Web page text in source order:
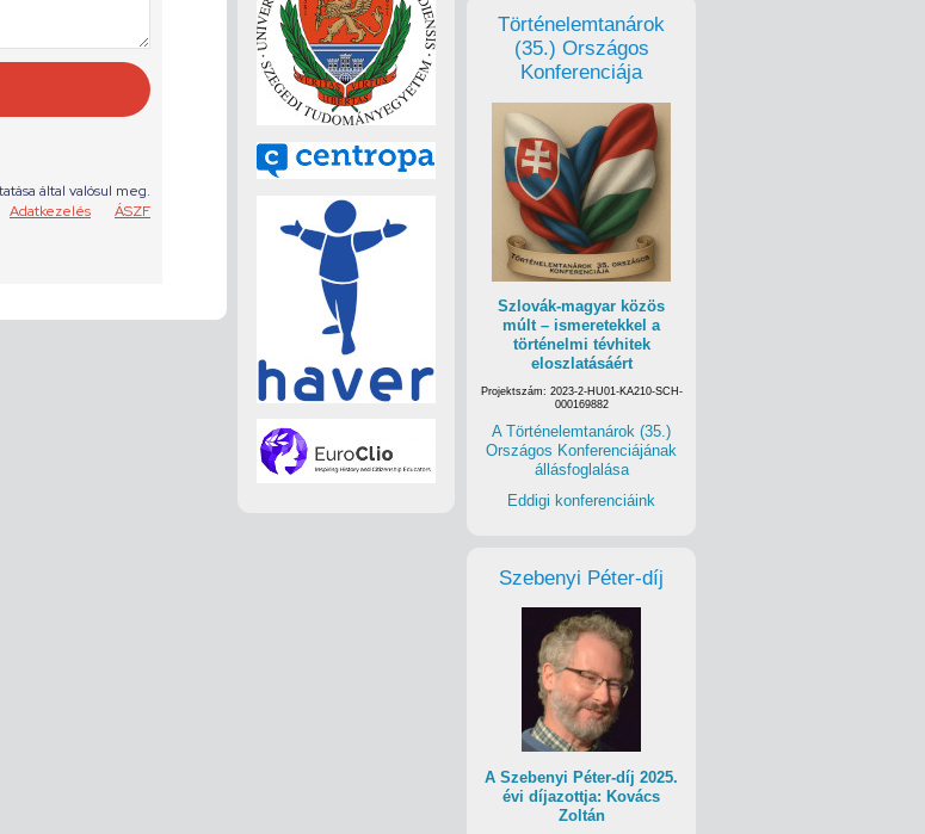
Történelemtanárok
(35.) Országos
Konferenciája
Szlovák-magyar közös
múlt – ismeretekkel a
történelmi tévhitek
eloszlatásáért
Projektszám: 2023-2-HU01-KA210-SCH-
000169882
A Történelemtanárok (35.)
Országos Konferenciájának
állásfoglalása
Eddigi konferenciáink
Szebenyi Péter-díj
A Szebenyi Péter-díj 2025.
évi díjazottja: Kovács
Zoltán